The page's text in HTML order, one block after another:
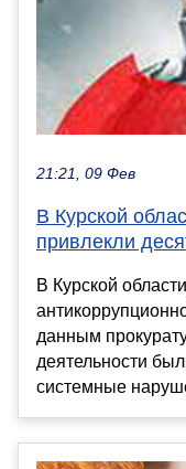
21:21, 09 Фев
В Курской
привлекли
В Курской
данным
деятельности
системные